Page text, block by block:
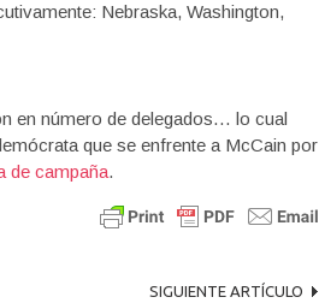
Nebraska, Washington,
en número de delegados… lo cual
que se enfrente a McCain por
de campaña.
SIGUIENTE ARTÍCULO